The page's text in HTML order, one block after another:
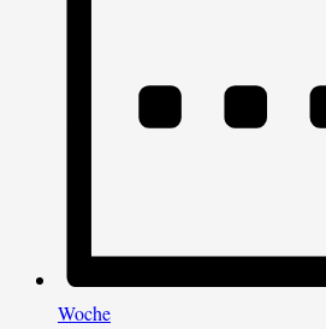
Woche